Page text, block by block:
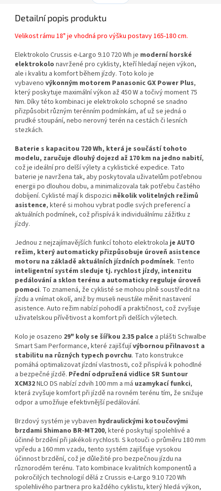
Detailní popis produktu
Velikost rámu 18" je vhodná pro výšku postavy 165-180 cm.
Elektrokolo Crussis e-Largo 9.10 720 Wh je moderní horské
elektrokolo navržené pro cyklisty, kteří hledají nejen výkon,
ale i kvalitu a komfort během jízdy. Toto kolo je
vybaveno výkonným motorem Panasonic GX Power Plus,
který poskytuje maximální výkon až 450 W a točivý moment 75
Nm. Díky této kombinaci je elektrokolo schopné se snadno
přizpůsobit různým terénním podmínkám, ať už se jedná o
prudké stoupání, nebo nerovný terén na cestách či lesních
stezkách.
Baterie s kapacitou 720 Wh, která je součástí tohoto
modelu, zaručuje dlouhý dojezd až 170 km na jedno nabití,
což je ideální pro delší výlety a cyklistické expedice. Tato
baterie je navržena tak, aby poskytovala uživatelům potřebnou
energii po dlouhou dobu, a minimalizovala tak potřebu častého
dobíjení. Cyklisté mají k dispozici několik volitelných režimů
asistence, které si mohou vybrat podle svých preferencí a
aktuálních podmínek, což přispívá k individuálnímu zážitku z
jízdy.
Jednou z nejzajímavějších funkcí tohoto elektrokola je AUTO
režim, který automaticky přizpůsobuje úroveň asistence
motoru na základě aktuálních jízdních podmínek. Tento
inteligentní systém sleduje tj. rychlost jízdy, intenzitu
pedálování a sklon terénu a automaticky reguluje úroveň
pomoci. To znamená, že cyklisté se mohou plně soustředit na
jízdu a vnímat okolí, aniž by museli neustále měnit nastavení
asistence. Auto režim nabízí pohodlí a praktičnost, což zvyšuje
uživatelskou přívětivost a komfort při delších výletech.
Kolo je osazeno 29" koly se šířkou 2.35 palce a plášti Schwalbe
Smart Sam Performance, které zajišťujívýbornou přilnavost a
stabilitu na různých typech povrchu. Tato konstrukce
pomáhá optimalizovat jízdní vlastnosti, což přispívá k pohodlné
a bezpečné jízdě. Přední odpružená vidlice SR Suntour
XCM32NLO DS nabízí zdvih 100 mm a má uzamykací funkci,
která zvyšuje komfort při jízdě na rovném terénu tím, že snižuje
odpor a umožňuje efektivnější pedálování.
Brzdový systém je vybaven hydraulickými kotoučovými
brzdami Shimano BR-MT200, které poskytují spolehlivé a
účinné brzdění při jakékoli rychlosti. S kotouči o průměru 180 mm
vpředu a 160 mm vzadu, tento systém zajišťuje vysokou
účinnost brzdění, což je důležité pro bezpečnou jízdu na
různorodém terénu. Tato kombinace kvalitních komponentů a
pokročilých technologií dělá z Crussis e-Largo 9.10 720 Wh
spolehlivého partnera pro každého cyklistu, který hledá výkon,